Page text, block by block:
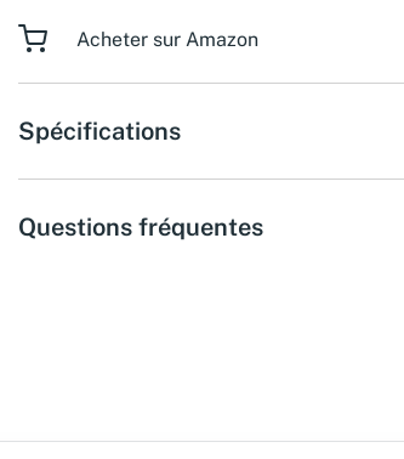
Acheter sur Amazon
Spécifications
Questions fréquentes